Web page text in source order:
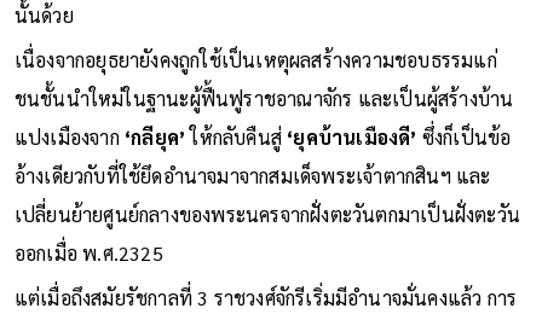
นั้นด้วย
เนื่องจากอยุธยายังคงถูกใช้เป็นเหตุผลสร้างความชอบธรรมแก่
ชนชั้นนำใหม่ในฐานะผู้ฟื้นฟูราชอาณาจักร และเป็นผู้สร้างบ้าน
แปงเมืองจาก ‘กลียุค’ให้กลับคืนสู่ ‘ยุคบ้านเมืองดี’ ซึ่งก็เป็นข้อ
อ้างเดียวกับที่ใช้ยึดอำนาจมาจากสมเด็จพระเจ้าตากสินฯ และ
เปลี่ยนย้ายศูนย์กลางของพระนครจากฝั่งตะวันตกมาเป็นฝั่งตะวัน
ออกเมื่อ พ.ศ.2325
แต่เมื่อถึงสมัยรัชกาลที่ 3 ราชวงศ์จักรีเริ่มมีอำนาจมั่นคงแล้ว การ